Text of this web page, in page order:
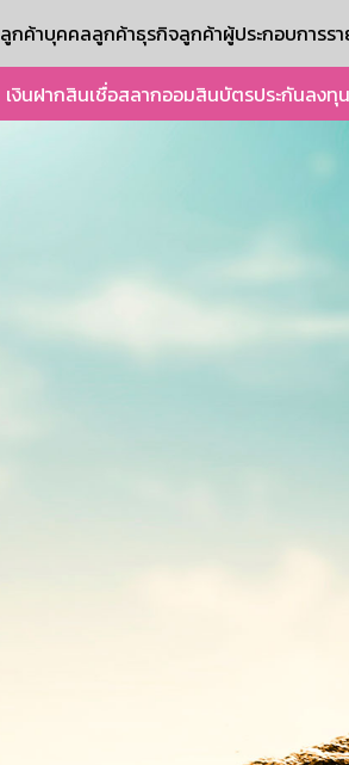
ลูกค้าบุคคลลูกค้าธุรกิจลูกค้าผู้ประกอบการร
เงินฝากสินเชื่อสลากออมสินบัตรประกันลงทุน